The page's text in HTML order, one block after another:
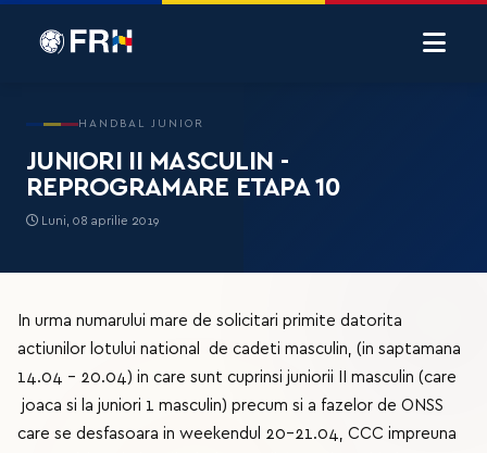
HANDBAL JUNIOR
JUNIORI II MASCULIN -
REPROGRAMARE ETAPA 10
Luni, 08 aprilie 2019
In urma numarului mare de solicitari primite datorita
actiunilor lotului national de cadeti masculin, (in saptamana
14.04 - 20.04) in care sunt cuprinsi juniorii II masculin (care
joaca si la juniori 1 masculin) precum si a fazelor de ONSS
care se desfasoara in weekendul 20-21.04, CCC impreuna